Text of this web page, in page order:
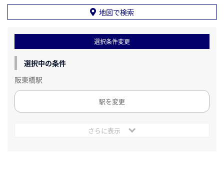
地図で検索
選択条件変更
選択中の条件
阪東橋駅
駅を変更
さらに表示